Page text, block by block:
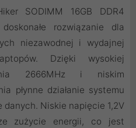
SODIMM 16GB DDR4
rozwiązanie dla
niezawodnej i wydajnej
Dzięki wysokiej
2666MHz i niskim
płynne działanie systemu
Niskie napięcie 1,2V
zużycie energii, co jest